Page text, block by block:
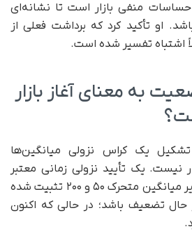
منفی بازار است تا نشانه‌ای
او تأکید کرد که برداشت فعلی از
اشتباه تفسیر شده است.
به‌ معنای آغاز بازار
تشکیل یک کراس نزولی میانگین‌ها
نیست. یک تأیید نزولی زمانی معتبر
است که قیمت پیش‌تر زیر میانگین متحرک ۵۰ و ۲۰۰ تثبیت شده
حال تضعیف باشد؛ در حالی که اکنون